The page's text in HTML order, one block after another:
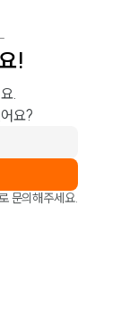
!
.
요?
로 문의해주세요.